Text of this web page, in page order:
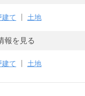
て 土地
報を見る
て 土地